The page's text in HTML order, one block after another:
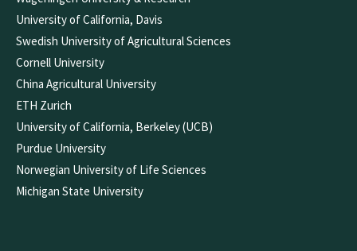
University of California, Davis
Swedish University of Agricultural Sciences
Cornell University
China Agricultural University
ETH Zurich
University of California, Berkeley (UCB)
Purdue University
Norwegian University of Life Sciences
Michigan State University